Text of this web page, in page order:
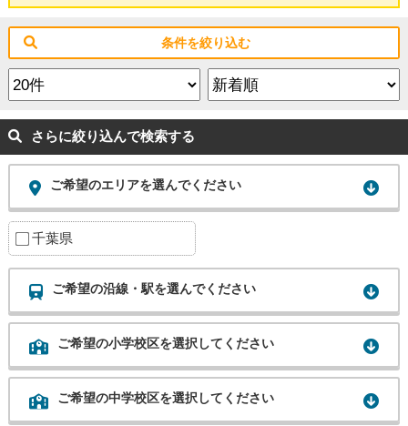
条件を絞り込む
さらに絞り込んで検索する
ご希望のエリアを選んでください
千葉県
ご希望の沿線・駅を選んでください
ご希望の小学校区を選択してください
ご希望の中学校区を選択してください